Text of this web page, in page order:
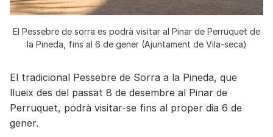
El Pessebre de sorra es podrà visitar al Pinar de Perruquet de
la Pineda, fins al 6 de gener (Ajuntament de Vila-seca)
El tradicional Pessebre de Sorra a la Pineda, que
llueix des del passat 8 de desembre al Pinar de
Perruquet, podrà visitar-se fins al proper dia 6 de
gener.